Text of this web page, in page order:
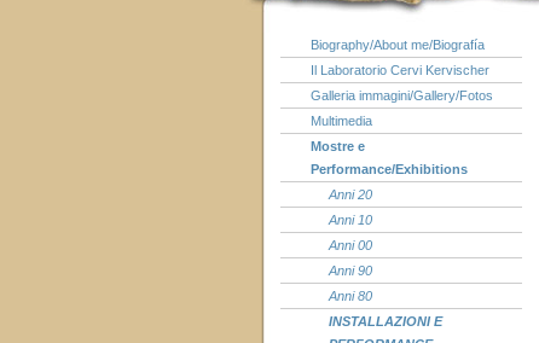
Biography/About me/Biografía
Il Laboratorio Cervi Kervischer
Galleria immagini/Gallery/Fotos
Multimedia
Mostre e
Performance/Exhibitions
Anni 20
Anni 10
Anni 00
Anni 90
Anni 80
INSTALLAZIONI E